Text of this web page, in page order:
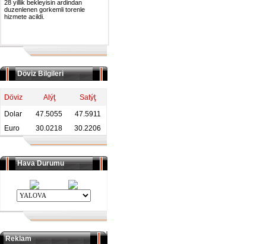
28 yillik bekleyisin ardindan
duzenlenen gorkemli torenle
hizmete acildi.
Döviz Bilgileri
Döviz Alýţ
Satýţ
Dolar
47.5055
47.5911
Euro
30.0218 30.2206
Hava Durumu
Reklam